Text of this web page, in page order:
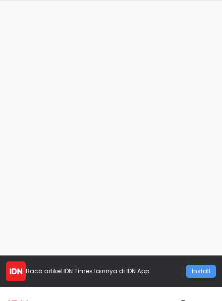
Baca artikel IDN Times lainnya di IDN App Install